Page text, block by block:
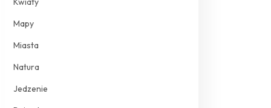
Mapy
Miasta
Natura
Jedzenie